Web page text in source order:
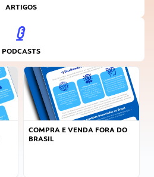
ARTIGOS
PODCASTS
COMPRA E VENDA FORA DO
BRASIL